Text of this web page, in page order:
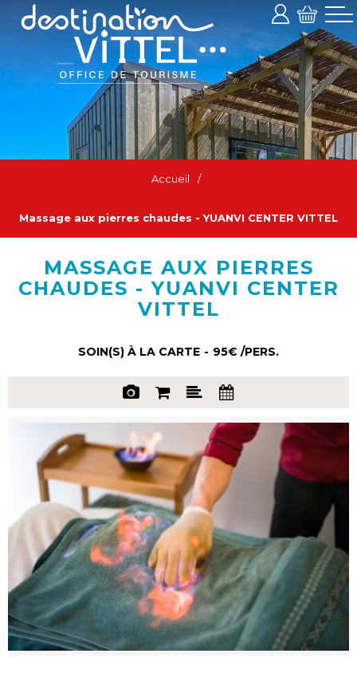
Accueil /
Massage aux pierres chaudes - YUANVI CENTER VITTEL
MASSAGE AUX PIERRES
CHAUDES - YUANVI CENTER
VITTEL
SOIN(S) À LA CARTE 95€ /PERS.